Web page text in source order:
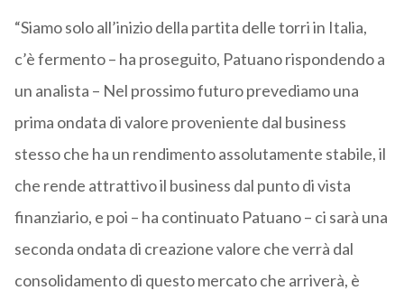
“Siamo solo all’inizio della partita delle torri in Italia,
c’è fermento – ha proseguito, Patuano rispondendo a
un analista – Nel prossimo futuro prevediamo una
prima ondata di valore proveniente dal business
stesso che ha un rendimento assolutamente stabile, il
che rende attrattivo il business dal punto di vista
finanziario, e poi – ha continuato Patuano – ci sarà una
seconda ondata di creazione valore che verrà dal
consolidamento di questo mercato che arriverà, è